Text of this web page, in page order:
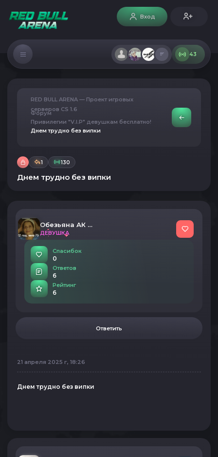
Вход
43
RED BULL ARENA — Проект игровых
серверов CS 1.6
Форум
Привилегии "V.I.P" девушкам бесплатно!
Днем трудно без випки
1 130
Днем трудно без випки
Обезьяна АК 47
ДЕВУШКА
Спасибок
0
Ответов
6
Рейтинг
6
Ответить
21 апреля 2025 г, 18:26
Днем трудно без випки